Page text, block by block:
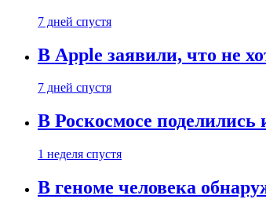
7 дней спустя
В Apple заявили, что не
7 дней спустя
В Роскосмосе
1 неделя спустя
В геноме человека